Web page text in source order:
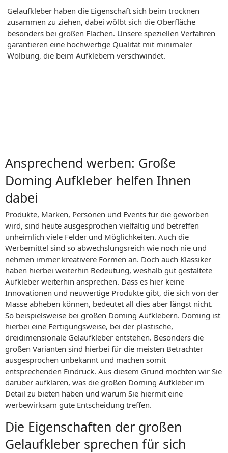
Gelaufkleber haben die Eigenschaft sich beim trocknen
zusammen zu ziehen, dabei wölbt sich die Oberfläche
besonders bei großen Flächen. Unsere speziellen Verfahren
garantieren eine hochwertige Qualität mit minimaler
Wölbung, die beim Aufklebern verschwindet.
Ansprechend werben: Große
Doming Aufkleber helfen Ihnen
dabei
Produkte, Marken, Personen und Events für die geworben
wird, sind heute ausgesprochen vielfältig und betreffen
unheimlich viele Felder und Möglichkeiten. Auch die
Werbemittel sind so abwechslungsreich wie noch nie und
nehmen immer kreativere Formen an. Doch auch Klassiker
haben hierbei weiterhin Bedeutung, weshalb gut gestaltete
Aufkleber weiterhin ansprechen. Dass es hier keine
Innovationen und neuwertige Produkte gibt, die sich von der
Masse abheben können, bedeutet all dies aber längst nicht.
So beispielsweise bei großen Doming Aufklebern. Doming ist
hierbei eine Fertigungsweise, bei der plastische,
dreidimensionale Gelaufkleber entstehen. Besonders die
großen Varianten sind hierbei für die meisten Betrachter
ausgesprochen unbekannt und machen somit
entsprechenden Eindruck. Aus diesem Grund möchten wir Sie
darüber aufklären, was die großen Doming Aufkleber im
Detail zu bieten haben und warum Sie hiermit eine
werbewirksam gute Entscheidung treffen.
Die Eigenschaften der großen
Gelaufkleber sprechen für sich